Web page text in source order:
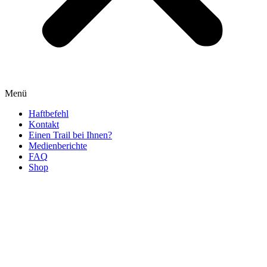
Menü
Haftbefehl
Kontakt
Einen Trail bei Ihnen?
Medienberichte
FAQ
Shop